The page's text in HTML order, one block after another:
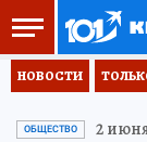
НОВОСТИ
ОБЩЕСТВО 2 июня